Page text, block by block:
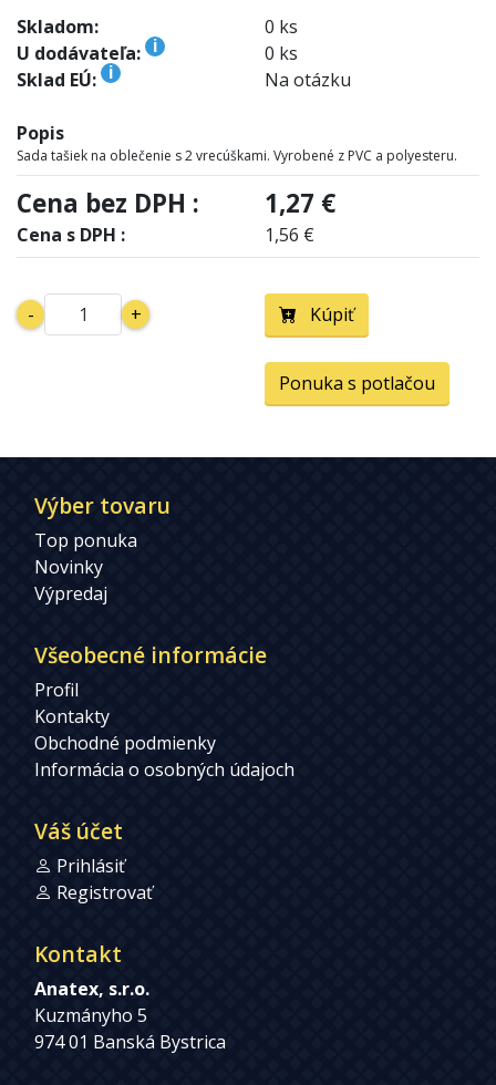
Skladom:
0 ks
U dodávateľa:
i
0 ks
Sklad EÚ:
i Na otázku
Popis
Sada tašiek na oblečenie s 2 vrecúškami. Vyrobené z PVC a polyesteru.
Cena bez DPH : 1,27 €
Cena s DPH : 1,56 €
- + Kúpiť
Ponuka s potlačou
Výber tovaru
Top ponuka
Novinky
Výpredaj
Všeobecné informácie
Profil
Kontakty
Obchodné podmienky
Informácia o osobných údajoch
Váš účet
Prihlásiť
Registrovať
Kontakt
Anatex, s.r.o.
Kuzmányho 5
974 01 Banská Bystrica